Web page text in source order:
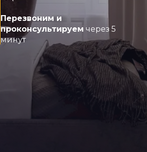
Перезвоним и
проконсультируем через 5
минут